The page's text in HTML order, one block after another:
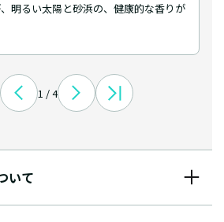
明るい太陽と砂浜の、健康的な香りが
1 / 4
いて